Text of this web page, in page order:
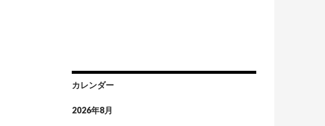
カレンダー
2026年8月